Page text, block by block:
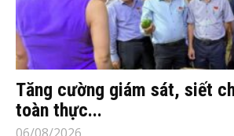
Tăng cường giám sát, siết
toàn thực...